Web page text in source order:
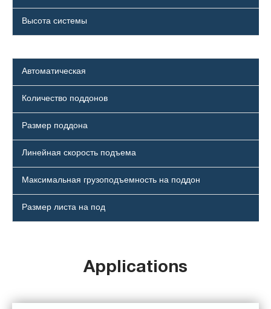
Высота системы
Автоматическая
Количество поддонов
Размер поддона
Линейная скорость подъема
Максимальная грузоподъемность на поддон
Размер листа на под
Applications